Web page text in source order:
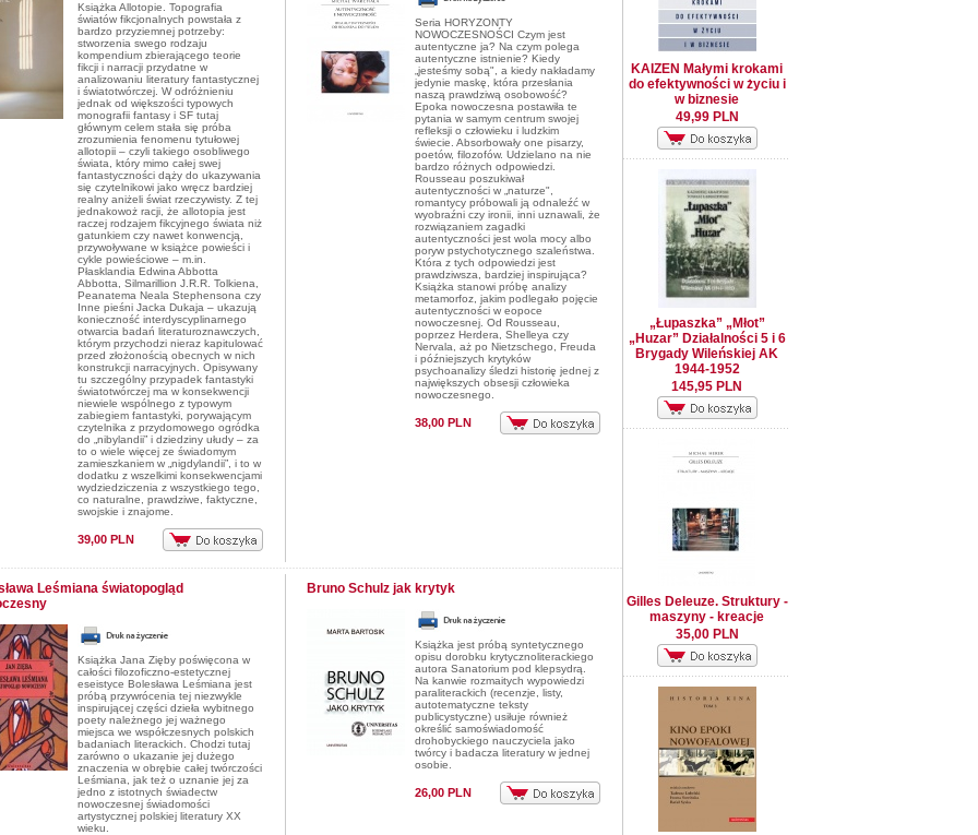
Książka Allotopie. Topografia
światów fikcjonalnych powstała z
bardzo przyziemnej potrzeby:
stworzenia swego rodzaju
kompendium zbierającego teorie
fikcji i narracji przydatne w
analizowaniu literatury fantastycznej
i światotwórczej. W odróżnieniu
jednak od większości typowych
monografii fantasy i SF tutaj
głównym celem stała się próba
zrozumienia fenomenu tytułowej
allotopii – czyli takiego osobliwego
świata, który mimo całej swej
fantastyczności dąży do ukazywania
się czytelnikowi jako wręcz bardziej
realny aniżeli świat rzeczywisty. Z tej
jednakowoż racji, że allotopia jest
raczej rodzajem fikcyjnego świata niż
gatunkiem czy nawet konwencją,
przywoływane w książce powieści i
cykle powieściowe – m.in.
Płasklandia Edwina Abbotta
Abbotta, Silmarillion J.R.R. Tolkiena,
Peanatema Neala Stephensona czy
Inne pieśni Jacka Dukaja – ukazują
konieczność interdyscyplinarnego
otwarcia badań literaturoznawczych,
którym przychodzi nieraz kapitulować
przed złożonością obecnych w nich
konstrukcji narracyjnych. Opisywany
tu szczególny przypadek fantastyki
światotwórczej ma w konsekwencji
niewiele wspólnego z typowym
zabiegiem fantastyki, porywającym
czytelnika z przydomowego ogródka
do „nibylandii” i dziedziny ułudy – za
to o wiele więcej ze świadomym
zamieszkaniem w „nigdylandii”, i to w
dodatku z wszelkimi konsekwencjami
wydziedziczenia z wszystkiego tego,
co naturalne, prawdziwe, faktyczne,
swojskie i znajome.
39,00 PLN
Seria HORYZONTY
NOWOCZESNOŚCI Czym jest
autentyczne ja? Na czym polega
autentyczne istnienie? Kiedy
„jesteśmy sobą", a kiedy nakładamy
jedynie maskę, która przesłania
naszą prawdziwą osobowość?
Epoka nowoczesna postawiła te
pytania w samym centrum swojej
refleksji o człowieku i ludzkim
świecie. Absorbowały one pisarzy,
poetów, filozofów. Udzielano na nie
bardzo różnych odpowiedzi.
Rousseau poszukiwał
autentyczności w „naturze",
romantycy próbowali ją odnaleźć w
wyobraźni czy ironii, inni uznawali, że
rozwiązaniem zagadki
autentyczności jest wola mocy albo
poryw pstychotycznego szaleństwa.
Która z tych odpowiedzi jest
prawdziwsza, bardziej inspirująca?
Książka stanowi próbę analizy
metamorfoz, jakim podlegało pojęcie
autentyczności w eopoce
nowoczesnej. Od Rousseau,
poprzez Herdera, Shelleya czy
Nervala, aż po Nietzschego, Freuda
i późniejszych krytyków
psychoanalizy śledzi historię jednej z
największych obsesji człowieka
nowoczesnego.
38,00 PLN
Leśmiana światopogląd
Książka Jana Zięby poświęcona w
całości filozoficzno-estetycznej
eseistyce Bolesława Leśmiana jest
próbą przywrócenia tej niezwykle
inspirującej części dzieła wybitnego
poety należnego jej ważnego
miejsca we współczesnych polskich
badaniach literackich. Chodzi tutaj
zarówno o ukazanie jej dużego
znaczenia w obrębie całej twórczości
Leśmiana, jak też o uznanie jej za
jedno z istotnych świadectw
nowoczesnej świadomości
artystycznej polskiej literatury XX
wieku.
Bruno Schulz jak krytyk
Książka jest próbą syntetycznego
opisu dorobku krytycznoliterackiego
autora Sanatorium pod klepsydrą.
Na kanwie rozmaitych wypowiedzi
paraliterackich (recenzje, listy,
autotematyczne teksty
publicystyczne) usiłuje również
określić samoświadomość
drohobyckiego nauczyciela jako
twórcy i badacza literatury w jednej
osobie.
26,00 PLN
KAIZEN Małymi krokami
do efektywności w życiu i
w biznesie
49,99 PLN
„Łupaszka” „Młot”
„Huzar” Działalności 5 i 6
Brygady Wileńskiej AK
1944-1952
145,95 PLN
Gilles Deleuze. Struktury -
maszyny - kreacje
35,00 PLN